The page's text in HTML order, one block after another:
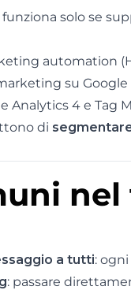
solo se
automation
su Google
Analytics 4 e Tag
di
a tutti:
: passare